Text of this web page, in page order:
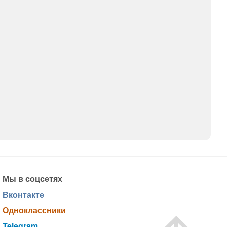
Мы в соцсетях
Вконтакте
Одноклассники